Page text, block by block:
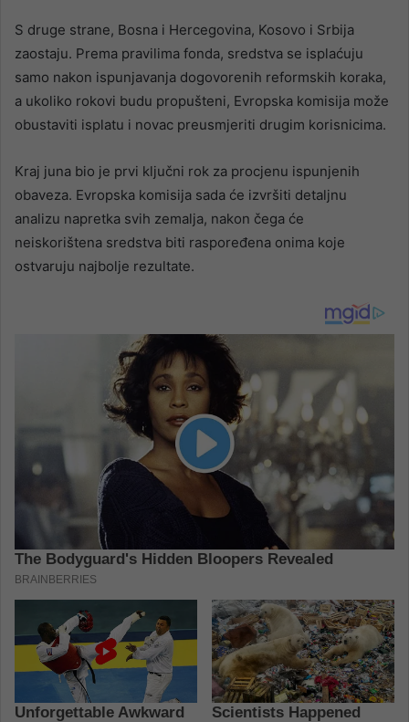
S druge strane, Bosna i Hercegovina, Kosovo i Srbija
zaostaju. Prema pravilima fonda, sredstva se isplaćuju
samo nakon ispunjavanja dogovorenih reformskih koraka,
a ukoliko rokovi budu propušteni, Evropska komisija može
obustaviti isplatu i novac preusmjeriti drugim korisnicima.
Kraj juna bio je prvi ključni rok za procjenu ispunjenih
obaveza. Evropska komisija sada će izvršiti detaljnu
analizu napretka svih zemalja, nakon čega će
neiskorištena sredstva biti raspoređena onima koje
ostvaruju najbolje rezultate.